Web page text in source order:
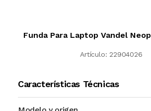
Funda Para Laptop Vandel
Artículo: 22904026
Características Técnicas